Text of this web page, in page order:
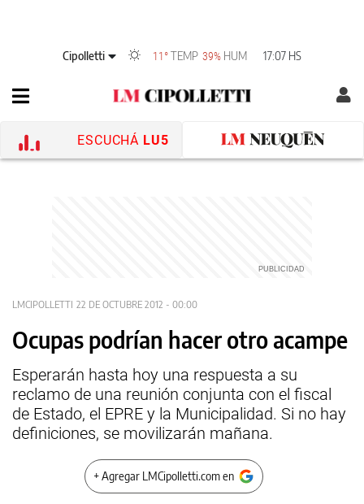
Cipolletti 11°TEMP 39% HUM 17:07 HS
ESCUCHÁ LU5
LMCIPOLLETTI 22 DE OCTUBRE 2012 - 00:00
Ocupas podrían hacer otro acampe
Esperarán hasta hoy una respuesta a su
reclamo de una reunión conjunta con el fiscal
de Estado, el EPRE y la Municipalidad. Si no hay
definiciones, se movilizarán mañana.
+ Agregar LMCipolletti.com en